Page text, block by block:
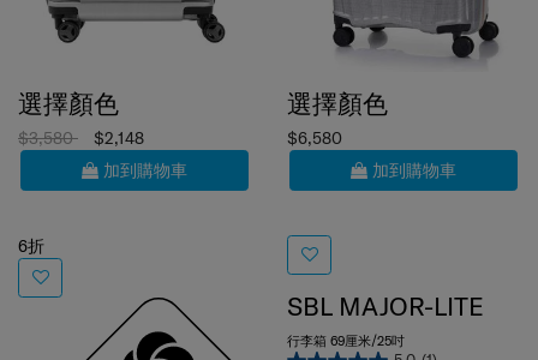
$3,580
$2,148
加到購物車
$6,580
加到購物車
SBL MAJOR-LITE
行李箱 69厘米/25吋
5.0